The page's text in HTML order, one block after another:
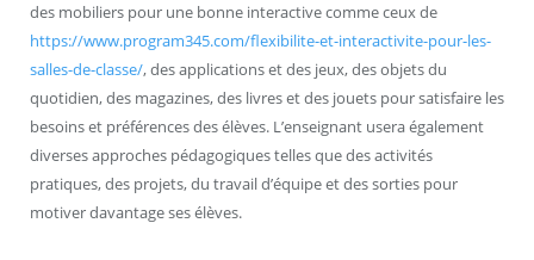
des mobiliers pour une bonne interactive comme ceux de
https://www.program345.com/flexibilite-et-interactivite-pour-les-
salles-de-classe/, des applications et des jeux, des objets du
quotidien, des magazines, des livres et des jouets pour satisfaire les
besoins et préférences des élèves. L’enseignant usera également
diverses approches pédagogiques telles que des activités
pratiques, des projets, du travail d’équipe et des sorties pour
motiver davantage ses élèves.